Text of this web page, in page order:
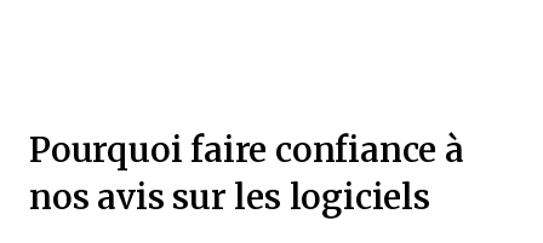
Pourquoi faire confiance à
nos avis sur les logiciels